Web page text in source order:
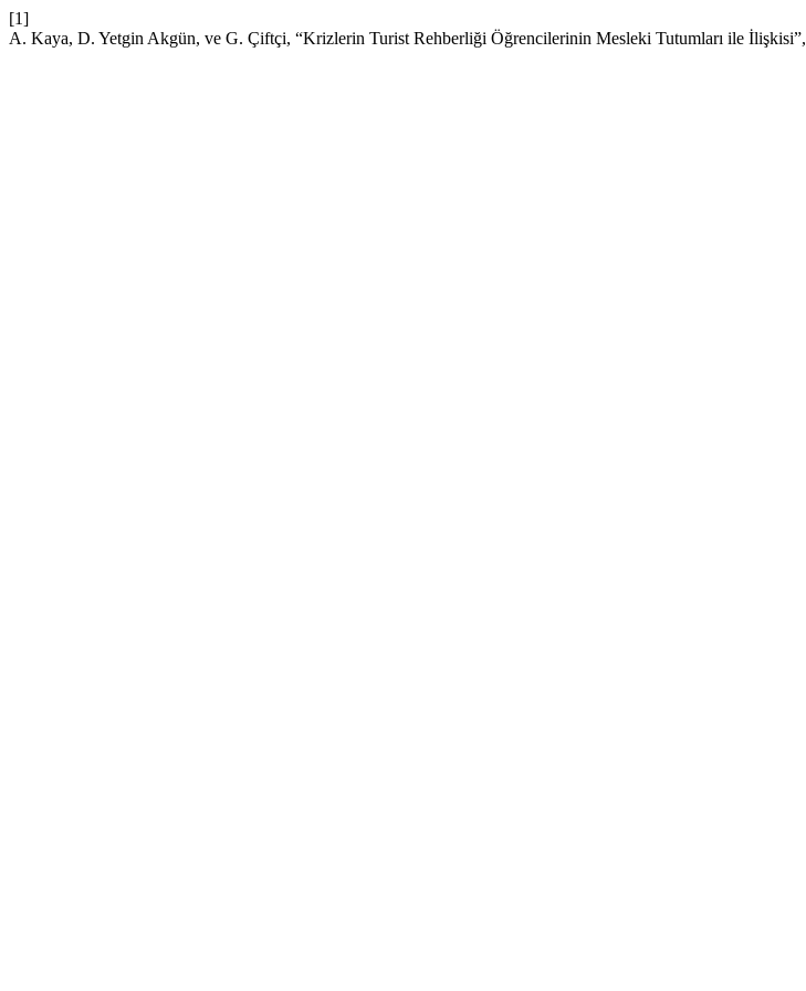
[1]
A. Kaya, D. Yetgin Akgün, ve G. Çiftçi, “Krizlerin Turist Rehberliği Öğrencilerinin Mesleki Tutumları ile İlişkisi”,